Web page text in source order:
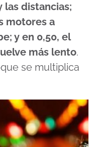
las distancias;
motores a
y en 0,50, el
más lento.
se multiplica